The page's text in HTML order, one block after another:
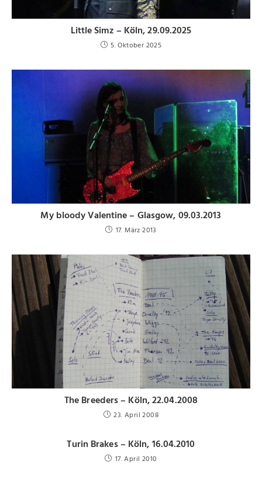
Little Simz – Köln, 29.09.2025
5. Oktober 2025
My bloody Valentine – Glasgow, 09.03.2013
17. März 2013
The Breeders – Köln, 22.04.2008
23. April 2008
Turin Brakes – Köln, 16.04.2010
17. April 2010